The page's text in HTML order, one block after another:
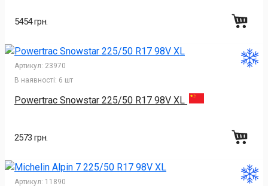
5454 грн.
Артикул: 23970
В наявності: 6 шт
Powertrac Snowstar 225/50 R17 98V XL
2573 грн.
Артикул: 11890